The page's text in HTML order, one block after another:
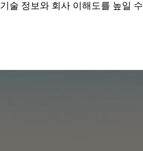
술 정보와 회사 이해도를 높일 수